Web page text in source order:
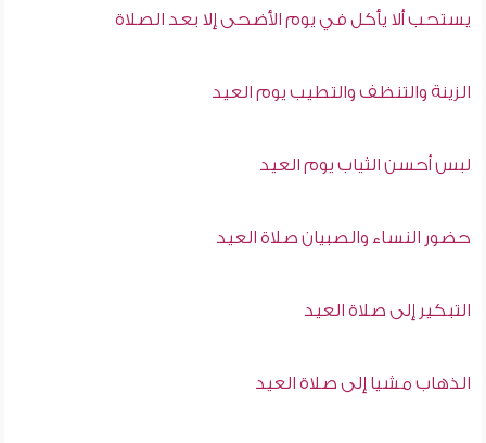
يستحب ألا يأكل في يوم الأضحى إلا بعد الصلاة
الزينة والتنظف والتطيب يوم العيد
لبس أحسن الثياب يوم العيد
حضور النساء والصبيان صلاة العيد
التبكير إلى صلاة العيد
الذهاب مشيا إلى صلاة العيد